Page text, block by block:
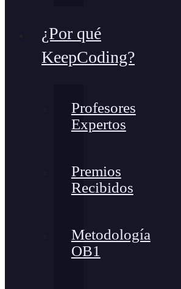
¿Por qué
KeepCoding?
Profesores
Expertos
Premios
Recibidos
Metodología
OB1